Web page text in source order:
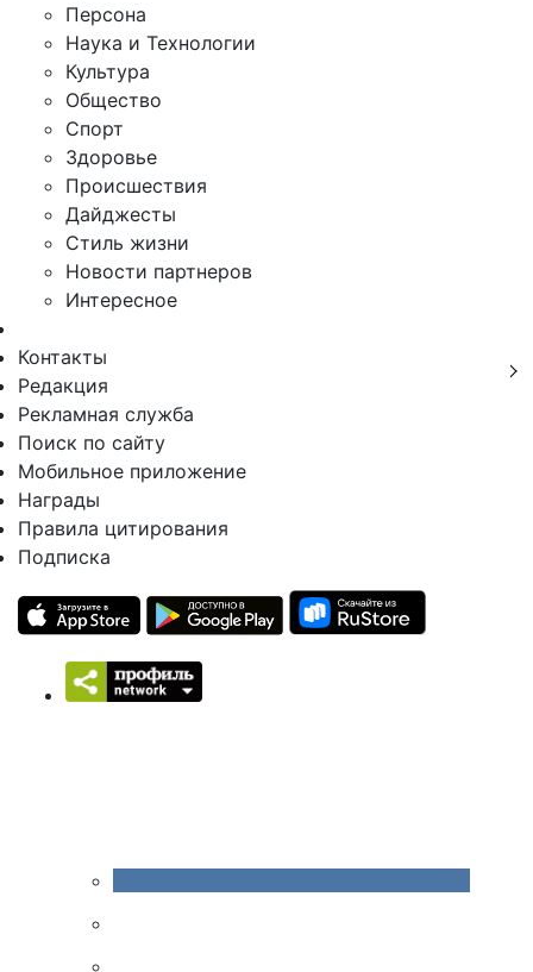
Персона
Наука и Технологии
Культура
Общество
Спорт
Здоровье
Происшествия
Дайджесты
Стиль жизни
Новости партнеров
Интересное
Контакты
Редакция
Рекламная служба
Поиск по сайту
Мобильное приложение
Награды
Правила цитирования
Подписка